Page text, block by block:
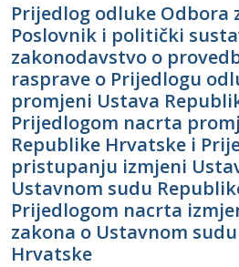
Prijedlog odluke Odbora
Poslovnik i politički
zakonodavstvo o
rasprave o Prijedlogu
promjeni Ustava
Prijedlogom nacrta
Republike Hrvatske i
pristupanju izmjeni
Ustavnom sudu
Prijedlogom nacrta
zakona o Ustavnom
Hrvatske